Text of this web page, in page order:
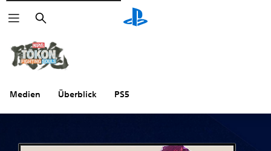
Suchen
Medien Überblick PS5